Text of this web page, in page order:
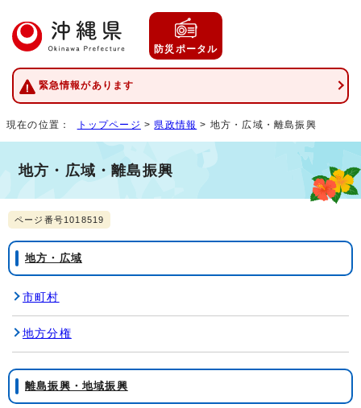
防災ポータル
緊急情報があります
現在の位置： トップページ > 県政情報 > 地方・広域・離島振興
地方・広域・離島振興
ページ番号1018519
地方・広域
市町村
地方分権
離島振興・地域振興